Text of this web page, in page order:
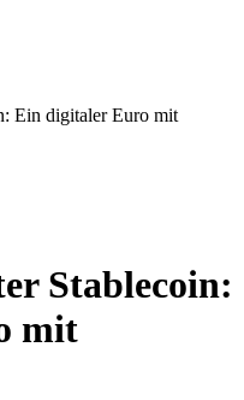
Ein digitaler Euro mit
Stablecoin:
mit